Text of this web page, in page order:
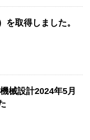
を取得しました。
械設計2024年5月